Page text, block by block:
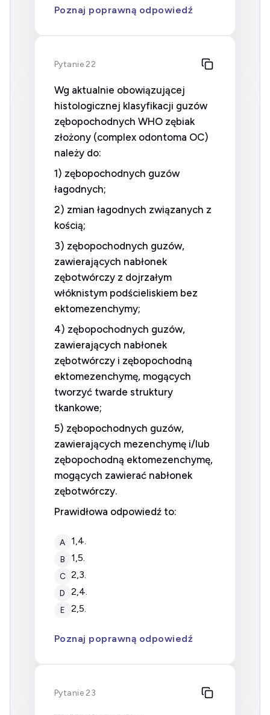
Poznaj poprawną odpowiedź
Pytanie 22
Wg aktualnie obowiązującej
histologicznej klasyfikacji guzów
zębopochodnych WHO zębiak
złożony (complex odontoma OC)
należy do:
1) zębopochodnych guzów
łagodnych;
2) zmian łagodnych związanych z
kością;
3) zębopochodnych guzów,
zawierających nabłonek
zębotwórczy z dojrzałym
włóknistym podścieliskiem bez
ektomezenchymy;
4) zębopochodnych guzów,
zawierających nabłonek
zębotwórczy i zębopochodną
ektomezenchymę, mogących
tworzyć twarde struktury
tkankowe;
5) zębopochodnych guzów,
zawierających mezenchymę i/lub
zębopochodną ektomezenchymę,
mogących zawierać nabłonek
zębotwórczy.
Prawidłowa odpowiedź to:
A 1,4.
B 1,5.
C 2,3.
D 2,4.
E 2,5.
Poznaj poprawną odpowiedź
Pytanie 23